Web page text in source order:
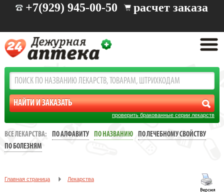
+7(929) 945-00-50 расчет заказа
проверить бракованные серии лекарств
ВСЕ ЛЕКАРСТВА: ПО АЛФАВИТУ ПО НАЗВАНИЮ
ПО ЛЕЧЕБНОМУ СВОЙСТВУ
ПО БОЛЕЗНЯМ
Главная страница Лекарства